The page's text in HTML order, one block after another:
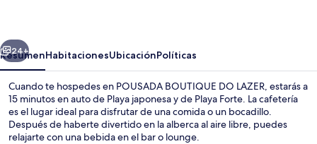
Siguiente
24+
ResumenHabitacionesUbicaciónPolíticas
Cuando te hospedes en POUSADA BOUTIQUE DO LAZER, estarás a
15 minutos en auto de Playa japonesa y de Playa Forte. La cafetería
es el lugar ideal para disfrutar de una comida o un bocadillo.
Después de haberte divertido en la alberca al aire libre, puedes
relajarte con una bebida en el bar o lounge.